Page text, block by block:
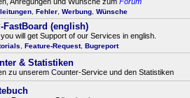
Fehler Werbung Wünsche
FastBoard (english)
will get Support of our Services in english.
Feature-Request, Bugreport
& Statistiken
zu unserem Counter-Service und den Statistiken